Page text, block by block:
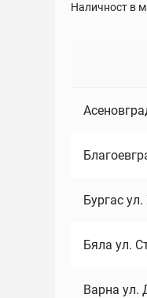
Наличност в
Бургас
Бяла ул.
Варна ул.